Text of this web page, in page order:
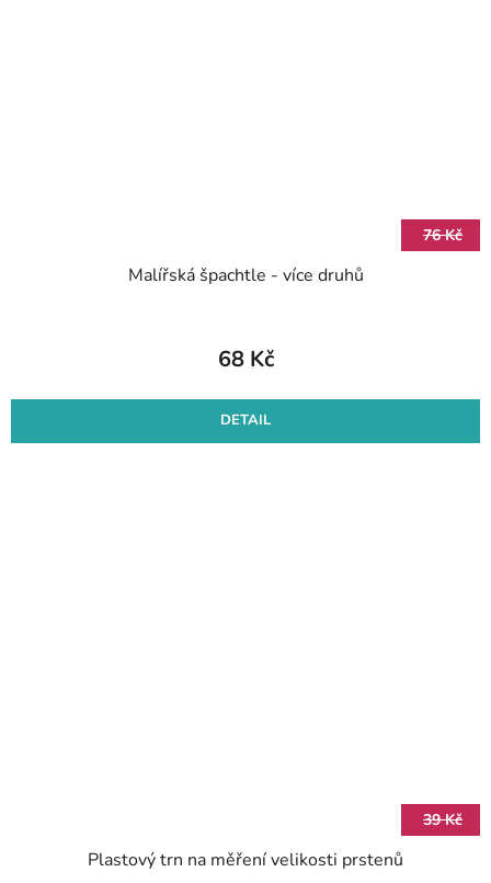
76 Kč
Malířská špachtle - více druhů
68 Kč
DETAIL
39 Kč
Plastový trn na měření velikosti prstenů